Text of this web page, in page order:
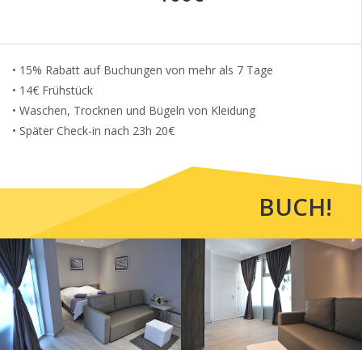
• 15% Rabatt auf Buchungen von mehr als 7 Tage
• 14€ Frühstück
• Waschen, Trocknen und Bügeln von Kleidung
• Später Check-in nach 23h 20€
BUCH!